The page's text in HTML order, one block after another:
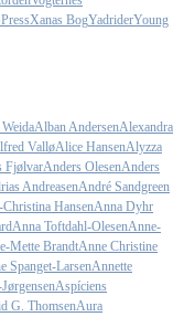
Xanas BogYadriderYoung
Alban AndersenAlexandra
ValløAlice HansenAlyzza
FjølvarAnders OlesenAnders
AndreasenAndré Sandgreen
HansenAnna Dyhr
Anna Toftdahl-OlesenAnne-
Mette BrandtAnne Christine
Spanget-LarsenAnnette
Aspíciens
G. ThomsenAura